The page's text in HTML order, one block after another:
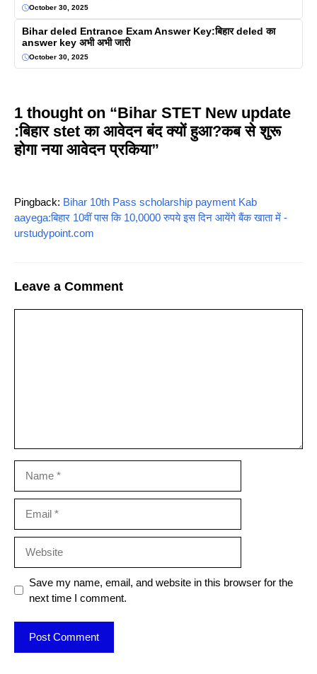
October 30, 2025
Bihar deled Entrance Exam Answer Key:बिहार deled का
answer key अभी अभी जारी
October 30, 2025
1 thought on “Bihar STET New update
:बिहार stet का आवेदन बंद क्यों हुआ?कब से शुरू
होगा नया आवेदन प्रकिया”
Pingback: Bihar 10th Pass scholarship payment Kab
aayega:बिहार 10वीं पास कि 10,0000 रुपये इस दिन आयेंगे बैंक खाता में -
urstudypoint.com
Leave a Comment
Save my name, email, and website in this browser for the
next time I comment.